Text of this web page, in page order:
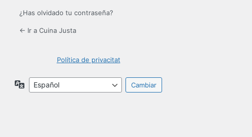
¿Has olvidado tu contraseña?
← Ir a Cuina Justa
Política de privacitat
Idioma